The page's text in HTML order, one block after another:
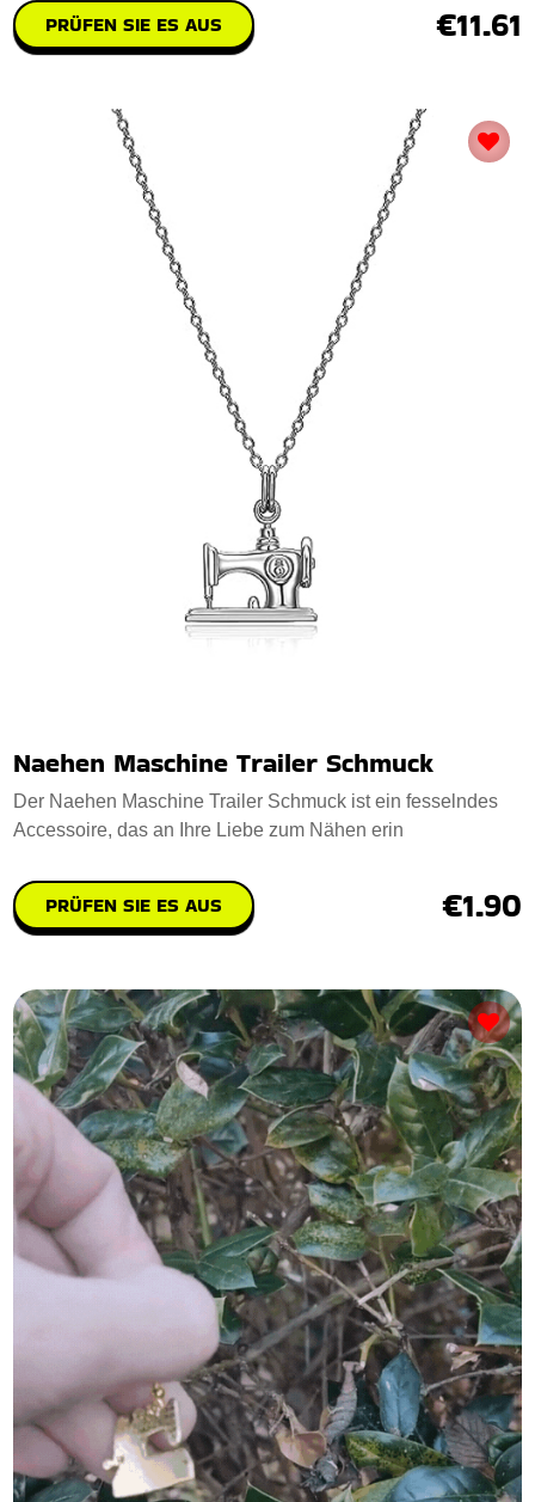
PRÜFEN SIE ES AUS €11.61
Naehen Maschine Trailer Schmuck
Der Naehen Maschine Trailer Schmuck ist ein fesselndes
Accessoire, das an Ihre Liebe zum Nähen erin
PRÜFEN SIE ES AUS €1.90